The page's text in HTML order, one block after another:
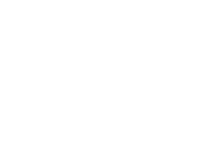
de Organizadores de escritorio en
tus proyectos de renovación y